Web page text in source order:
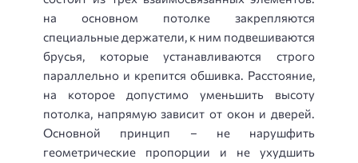
на основном потолке закрепляются
специальные держатели, к ним подвешиваются
брусья, которые устанавливаются строго
параллельно и крепится обшивка. Расстояние,
на которое допустимо уменьшить высоту
потолка, напрямую зависит от окон и дверей.
Основной принцип – не нарушфить
геометрические пропорции и не ухудшить